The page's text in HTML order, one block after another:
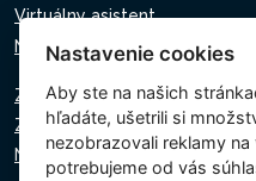
Virtuálny asistent
Napíšte nám
Zásady ochrany osobných
Zásady používania súborov
Nastavenie cookies
Nastavenie cookies
Aby ste na našich
hľadáte, ušetrili si
nezobrazovali reklamy
potrebujeme od vás